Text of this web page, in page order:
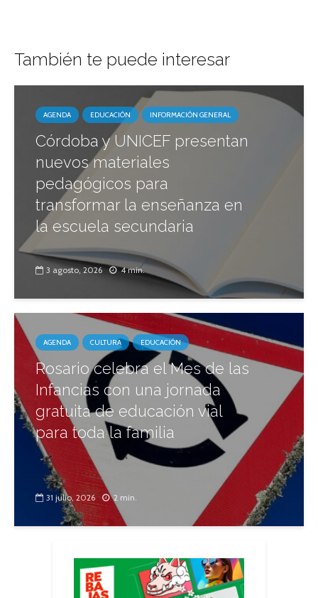
También te puede interesar
AGENDA EDUCACIÓN INFORMACIÓN GENERAL
Córdoba y UNICEF presentan
nuevos materiales
pedagógicos para
transformar la enseñanza en
la escuela secundaria
3 agosto, 2026 4 min.
AGENDA CULTURA EDUCACIÓN
Rosario celebra el Mes de las
Infancias con una jornada
gratuita de educación vial
para toda la familia
31 julio, 2026 2 min.